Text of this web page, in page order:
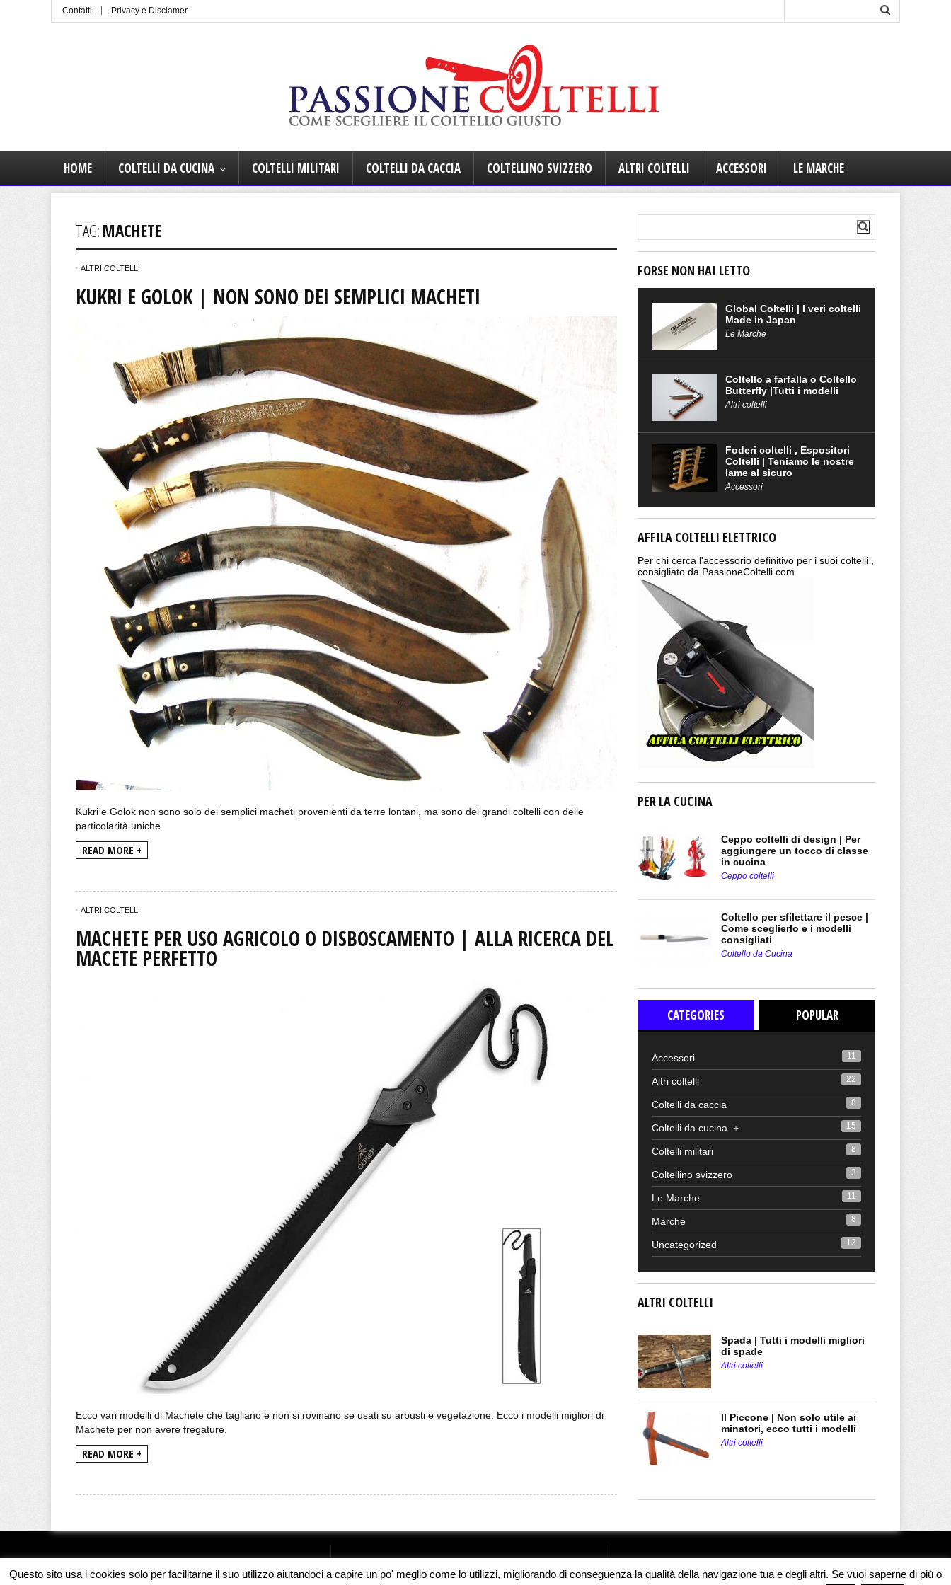
Contatti Privacy e Disclamer
HOME COLTELLI DA CUCINA COLTELLI MILITARI COLTELLI DA CACCIA COLTELLINO SVIZZERO ALTRI COLTELLI ACCESSORI LE MARCHE
TAG:MACHETE
ALTRI COLTELLI
KUKRI E GOLOK | NON SONO DEI SEMPLICI MACHETI
Kukri e Golok non sono solo dei semplici macheti provenienti da terre lontani, ma sono dei grandi coltelli con delle
particolarità uniche.
READ MORE +
ALTRI COLTELLI
MACHETE PER USO AGRICOLO O DISBOSCAMENTO | ALLA RICERCA DEL
MACETE PERFETTO
Ecco vari modelli di Machete che tagliano e non si rovinano se usati su arbusti e vegetazione. Ecco i modelli migliori di
Machete per non avere fregature.
READ MORE +
FORSE NON HAI LETTO
Global Coltelli | I veri coltelli
Made in Japan
Le Marche
Coltello a farfalla o Coltello
Butterfly |Tutti i modelli
Altri coltelli
Foderi coltelli , Espositori
Coltelli | Teniamo le nostre
lame al sicuro
Accessori
AFFILA COLTELLI ELETTRICO
Per chi cerca l'accessorio definitivo per i suoi coltelli ,
consigliato da PassioneColtelli.com
PER LA CUCINA
Ceppo coltelli di design | Per
aggiungere un tocco di classe
in cucina
Ceppo coltelli
Coltello per sfilettare il pesce |
Come sceglierlo e i modelli
consigliati
Coltello da Cucina
CATEGORIES POPULAR
Accessori 11
Altri coltelli 22
Coltelli da caccia 8
Coltelli da cucina + 15
Coltelli militari 8
Coltellino svizzero 3
Le Marche 11
Marche 8
Uncategorized 13
ALTRI COLTELLI
Spada | Tutti i modelli migliori
di spade
Altri coltelli
Il Piccone | Non solo utile ai
minatori, ecco tutti i modelli
Altri coltelli
Questo sito usa i cookies solo per facilitarne il suo utilizzo aiutandoci a capire un po' meglio come lo utilizzi, migliorando di conseguenza la qualità della navigazione tua e degli altri. Se vuoi saperne di più o